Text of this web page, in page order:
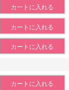
カートに入れる
カートに入れる
カートに入れる
カートに入れる